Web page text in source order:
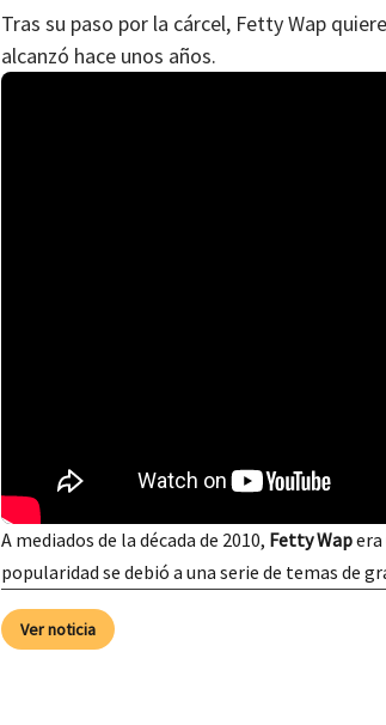
Tras su paso por la cárcel, Fetty Wap
alcanzó hace unos años.
A mediados de la década de 2010, Fetty Wap
popularidad se debió a una serie de temas de
Ver noticia